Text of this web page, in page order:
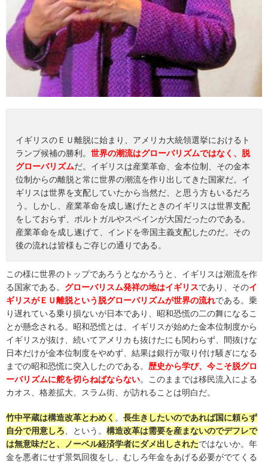
イギリスのＥＵ離脱に始まり、アメリカ大統領選挙におけるト
ランプ候補の勝利。 世界の潮流はグローバリズムではなく、脱
グローバリズムだ。イギリスは産業革命、金本位制、その金本
位制からの離脱と常に世界の潮流を作り出してきた国家だ。イ
ギリスは世界を支配していたから当然だ、と思う方もいるだろ
う。しかし、産業革命を成し遂げたときのイギリスは世界支配
をしておらず、ポルトガルやスペインが大国だったのである。
産業革命を成し遂げて、インドを帝国主義支配したのだ。その
後の流れは皆様もご存じの通りである。
この様に世界のトップであろうとなかろうと、イギリスは潮流を作
る国家である。 グローバリスム発祥の地はイギリスであり、そのイ
ギリスがＥＵ離脱という脱グローバリズムが世界の流れである。乗
り遅れている乗り損ないが日本であり、昭和恐慌の二の舞になるこ
とが懸念される。昭和恐慌とは、イギリスが始めた金本位制度から
イギリスが抜け、続いてアメリカも抜けたにも関わらず、間抜けな
日本だけが金本位制度をやめず、結果は銀行が取り付け騒ぎになる
までの昭和恐慌に突入したのである。 歴史から学び、今こそ脱グロ
ーバリズムに舵を切らねばならない。このままでは移民流入による
カオス、格差拡大、スラム街、が訪れることは明白だ。
竹中平蔵は構造改革とわめく 。 長生きしたいのであれば国に頼らず
自分で用意しろ 、という。 構造改革は需要を産まないのでデフレで
は無意味だと、ノーベル経済学者にダメ出しされたではないか。年
金を悪者にせず景気回復をし、むしろ年金をあげる必要がでてくる